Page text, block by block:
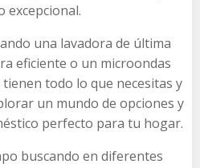
excepcional.
una lavadora de última
eficiente o un microondas
todo lo que necesitas y
un mundo de opciones y
perfecto para tu hogar.
buscando en diferentes